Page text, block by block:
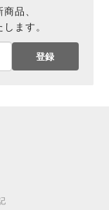
品、
ます。
登録